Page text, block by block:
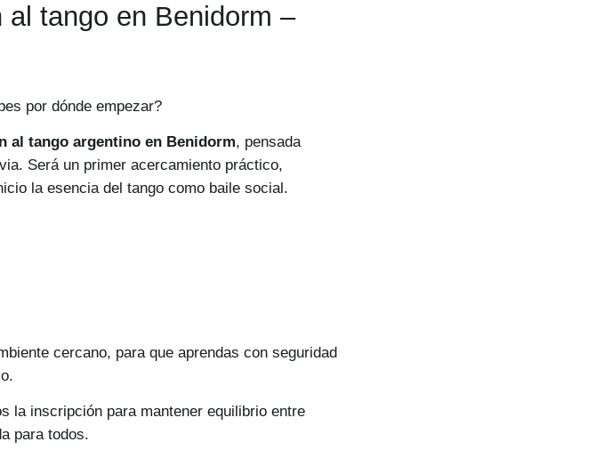
tango en Benidorm –
por dónde empezar?
al tango argentino en Benidorm, pensada
Será un primer acercamiento práctico,
la esencia del tango como baile social.
cercano, para que aprendas con seguridad
la inscripción para mantener equilibrio entre
para todos.